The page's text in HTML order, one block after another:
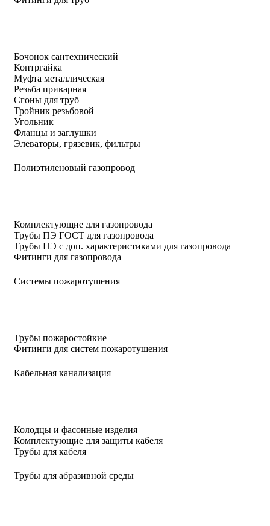
Бочонок сантехнический
Контргайка
Муфта металлическая
Резьба приварная
Сгоны для труб
Тройник резьбовой
Угольник
Фланцы и заглушки
Элеваторы, грязевик, фильтры
Полиэтиленовый газопровод
Комплектующие для газопровода
Трубы ПЭ ГОСТ для газопровода
Трубы ПЭ с доп. характеристиками для газопровода
Фитинги для газопровода
Системы пожаротушения
Трубы пожаростойкие
Фитинги для систем пожаротушения
Кабельная канализация
Колодцы и фасонные изделия
Комплектующие для защиты кабеля
Трубы для кабеля
Трубы для абразивной среды